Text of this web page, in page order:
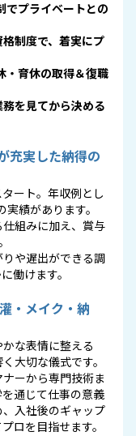
でプライベートとの
制度で、着実にプ
・育休の取得＆復職
を見てから決める
充実した納得の
ート。年収例とし
績があります。
組みに加え、賞与
や遅出ができる調
働けます。
・メイク・納
な表情に整える
大切な儀式です。
ーから専門技術ま
通じて仕事の意義
入社後のギャップ
ロを目指せます。